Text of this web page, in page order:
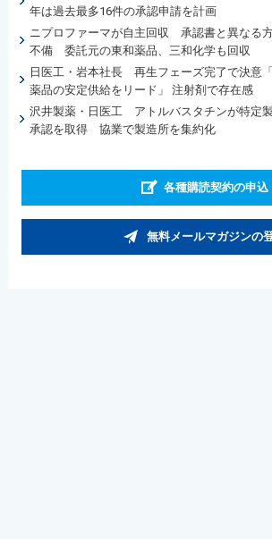
年は過去最多16件の承認申請を計画
ニプロファーマが自主回収 承認書と異なる
不備 委託元の東和薬品、三和化学も回収
日医工・岩本社長 再生フェーズ完了で決意
薬品の安定供給をリード」 注射剤で存在感
沢井製薬・日医工 アトルバスタチンが特定
承認を取得 協業で製造所を集約化
各種購読契約の申込
無料メールマガジンの